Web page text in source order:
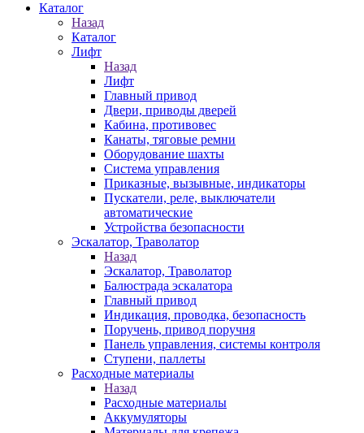
Каталог
Назад
Каталог
Лифт
Назад
Лифт
Главный привод
Двери, приводы дверей
Кабина, противовес
Канаты, тяговые ремни
Оборудование шахты
Система управления
Приказные, вызывные, индикаторы
Пускатели, реле, выключатели
автоматические
Устройства безопасности
Эскалатор, Траволатор
Назад
Эскалатор, Траволатор
Балюстрада эскалатора
Главный привод
Индикация, проводка, безопасность
Поручень, привод поручня
Панель управления, системы контроля
Ступени, паллеты
Расходные материалы
Назад
Расходные материалы
Аккумуляторы